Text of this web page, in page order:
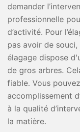
demander
professionnelle
d’activité. Pour
pas avoir de
élagage dispose
de gros arbres.
fiable. Vous
accomplissement
à la qualité
la matière.